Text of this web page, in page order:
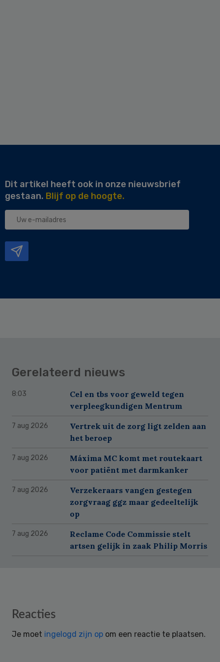
Dit artikel heeft ook in onze nieuwsbrief
gestaan. Blijf op de hoogte.
Uw
Gerelateerd nieuws
8:03
Cel en tbs voor geweld tegen
verpleegkundigen Mentrum
7 aug 2026
Vertrek uit de zorg ligt zelden aan
het beroep
7 aug 2026
Máxima MC komt met routekaart
voor patiënt met darmkanker
7 aug 2026
Verzekeraars vangen gestegen
zorgvraag ggz maar gedeeltelijk
op
7 aug 2026
Reclame Code Commissie stelt
artsen gelijk in zaak Philip Morris
Reader
Reacties
Je moet ingelogd zijn op om een reactie te plaatsen.